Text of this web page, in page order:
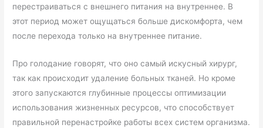
перестраиваться с внешнего питания на внутреннее. В
этот период может ощущаться больше дискомфорта, чем
после перехода только на внутреннее питание.
Про голодание говорят, что оно самый искусный хирург,
так как происходит удаление больных тканей. Но кроме
этого запускаются глубинные процессы оптимизации
использования жизненных ресурсов, что способствует
правильной перенастройке работы всех систем организма.